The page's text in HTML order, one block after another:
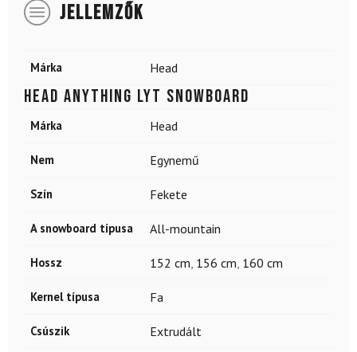
JELLEMZŐK
Márka Head
HEAD Anything LYT Snowboard
Márka Head
Nem Egynemű
Szín Fekete
A snowboard típusa All-mountain
Hossz 152 cm, 156 cm, 160 cm
Kernel típusa Fa
Csúszik Extrudált